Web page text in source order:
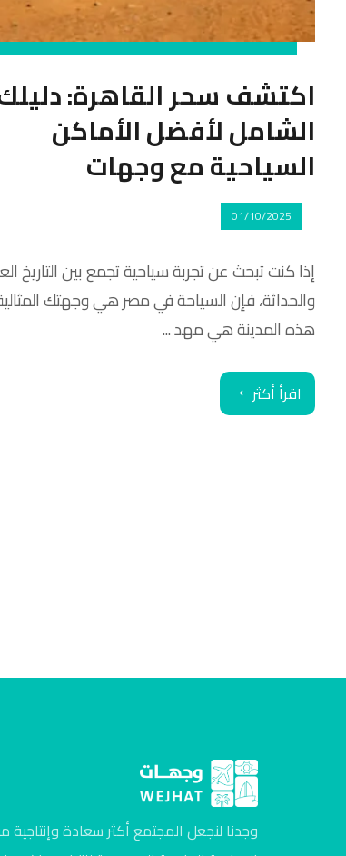
اكتشف سحر القاهرة:
الشامل لأفضل الأماكن
السياحية مع وجهات
01/10/2025
إذا كنت تبحث عن تجربة سياحية تجمع بين التاريخ
والحداثة، فإن السياحة في مصر هي وجهتك
هذه المدينة هي مهد ...
اقرأ أكثر
وجدنا لنجعل المجتمع أكثر سعادة وإنتاجية